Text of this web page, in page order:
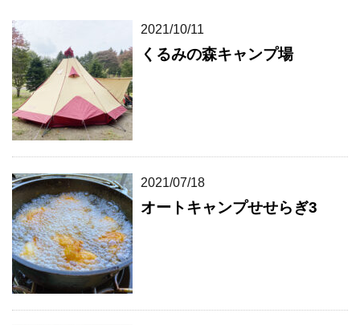
2021/10/11
くるみの森キャンプ場
2021/07/18
オートキャンプせせらぎ3